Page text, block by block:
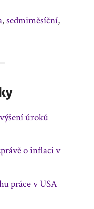
,sedmiměsíční,
úroků
o inflaci v
práce v USA